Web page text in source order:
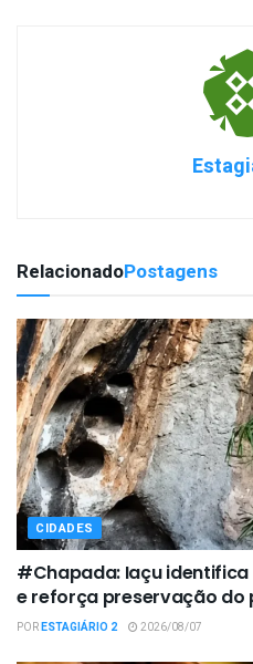
RelacionadoPostagens
CIDADES
#Chapada: Iaçu
e reforça preservação do
PORESTAGIÁRIO 2 2026/08/07